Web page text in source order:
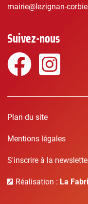
mairie@lezignan-
Suivez-nous
Facebook
Plan du site
Mentions légales
S'inscrire à la
Réalisation : La